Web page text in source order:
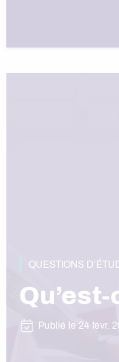
QUESTIONS
Qu’est-
Publié le 24 févr.